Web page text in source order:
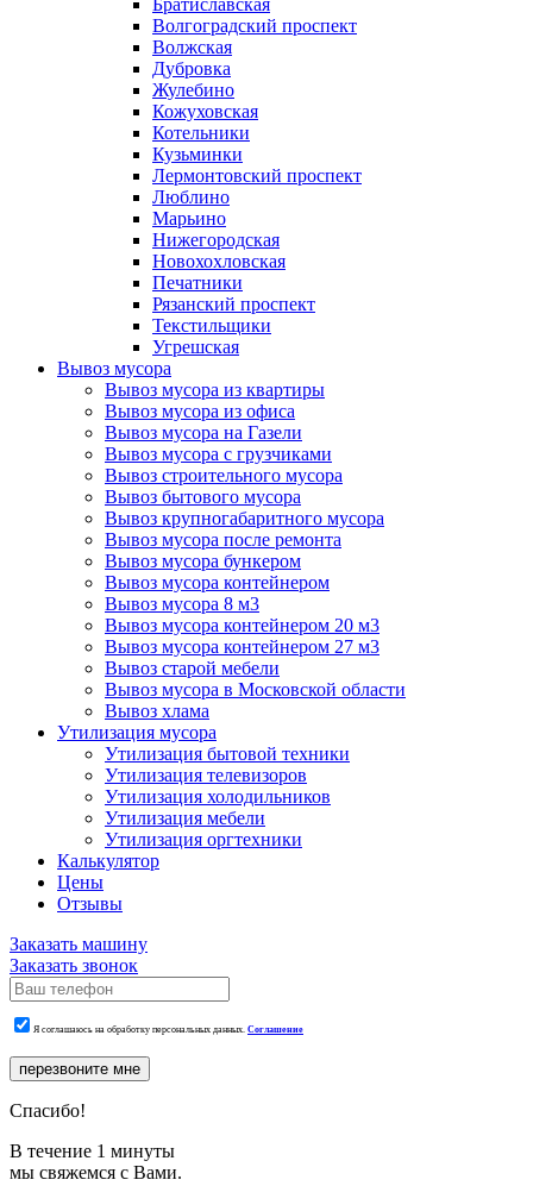
Братиславская
Волгоградский проспект
Волжская
Дубровка
Жулебино
Кожуховская
Котельники
Кузьминки
Лермонтовский проспект
Люблино
Марьино
Нижегородская
Новохохловская
Печатники
Рязанский проспект
Текстильщики
Угрешская
Вывоз мусора
Вывоз мусора из квартиры
Вывоз мусора из офиса
Вывоз мусора на Газели
Вывоз мусора с грузчиками
Вывоз строительного мусора
Вывоз бытового мусора
Вывоз крупногабаритного мусора
Вывоз мусора после ремонта
Вывоз мусора бункером
Вывоз мусора контейнером
Вывоз мусора 8 м3
Вывоз мусора контейнером 20 м3
Вывоз мусора контейнером 27 м3
Вывоз старой мебели
Вывоз мусора в Московской области
Вывоз хлама
Утилизация мусора
Утилизация бытовой техники
Утилизация телевизоров
Утилизация холодильников
Утилизация мебели
Утилизация оргтехники
Калькулятор
Цены
Отзывы
Заказать машину
Заказать звонок
Я соглашаюсь на обработку персональных данных. Соглашение
перезвоните мне
Спасибо!
В течение 1 минуты
мы свяжемся с Вами.